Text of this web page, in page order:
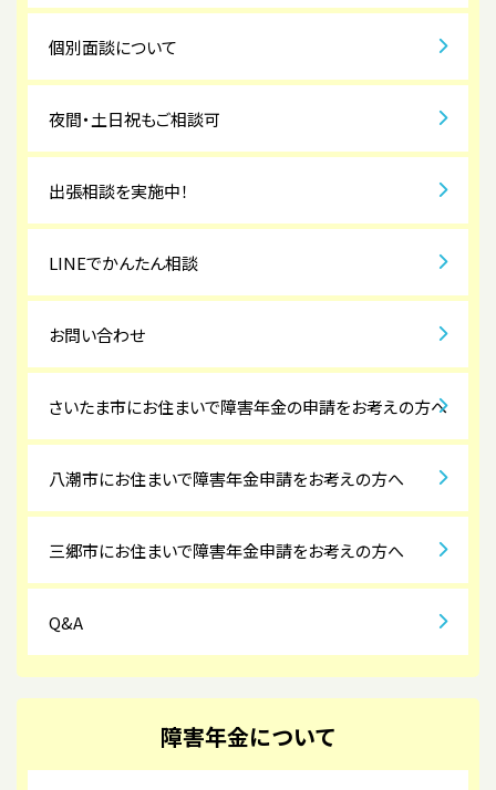
個別面談について
夜間・土日祝もご相談可
出張相談を実施中！
LINEでかんたん相談
お問い合わせ
さいたま市にお住まいで障害年金の申請をお考えの方へ
八潮市にお住まいで障害年金申請をお考えの方へ
三郷市にお住まいで障害年金申請をお考えの方へ
Q&A
障害年金について